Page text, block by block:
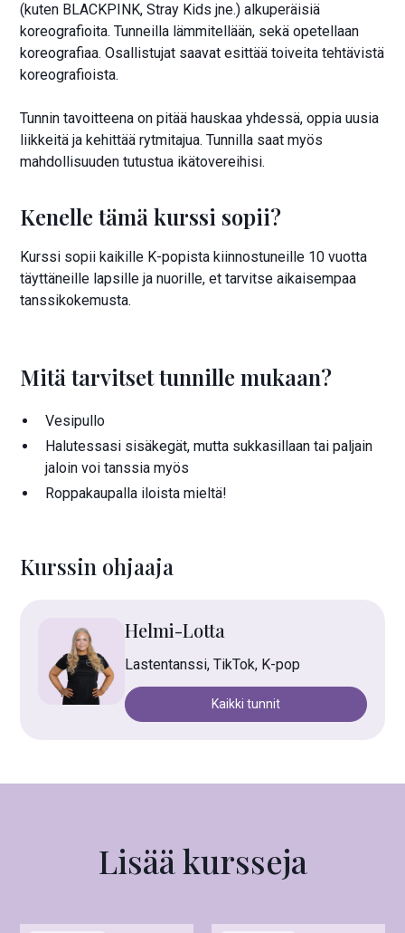
Kurssin ohjaaja
Helmi-Lotta
Lastentanssi, TikTok, K-pop
Kaikki tunnit
(kuten BLACKPINK, Stray Kids jne.) alkuperäisiä
koreografioita. Tunneilla lämmitellään, sekä opetellaan
koreografiaa. Osallistujat saavat esittää toiveita tehtävistä
koreografioista.
Tunnin tavoitteena on pitää hauskaa yhdessä, oppia uusia
liikkeitä ja kehittää rytmitajua. Tunnilla saat myös
mahdollisuuden tutustua ikätovereihisi.
Kenelle tämä kurssi sopii?
Kurssi sopii kaikille K-popista kiinnostuneille 10 vuotta
täyttäneille lapsille ja nuorille, et tarvitse aikaisempaa
tanssikokemusta.
Mitä tarvitset tunnille mukaan?
Vesipullo
Halutessasi sisäkegät, mutta sukkasillaan tai paljain
jaloin voi tanssia myös
Roppakaupalla iloista mieltä!
Lisää kursseja